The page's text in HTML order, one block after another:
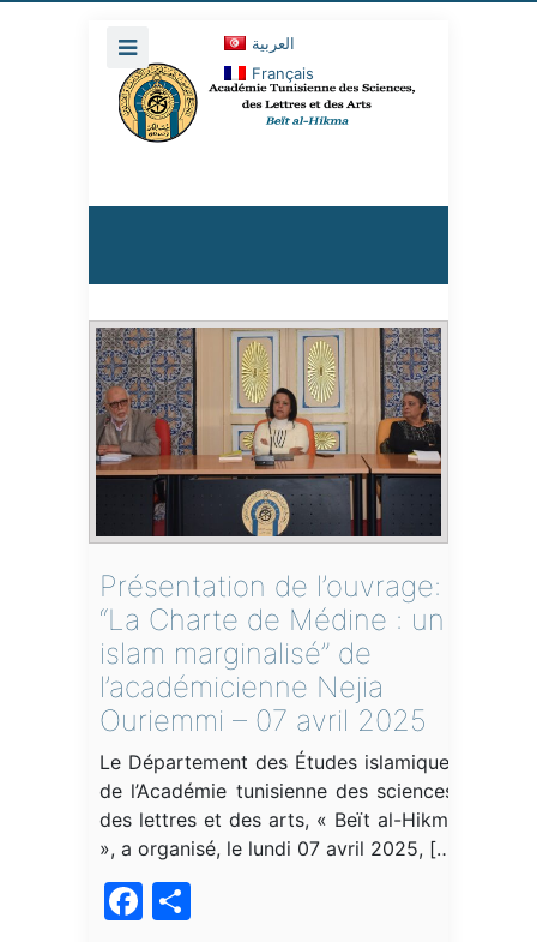
العربية
Français
Présentation de l’ouvrage:
“La Charte de Médine : un
islam marginalisé” de
l’académicienne Nejia
Ouriemmi – 07 avril 2025
Le Département des Études islamiques
de l’Académie tunisienne des sciences,
des lettres et des arts, « Beït al-Hikma
», a organisé, le lundi 07 avril 2025, […]
Facebook